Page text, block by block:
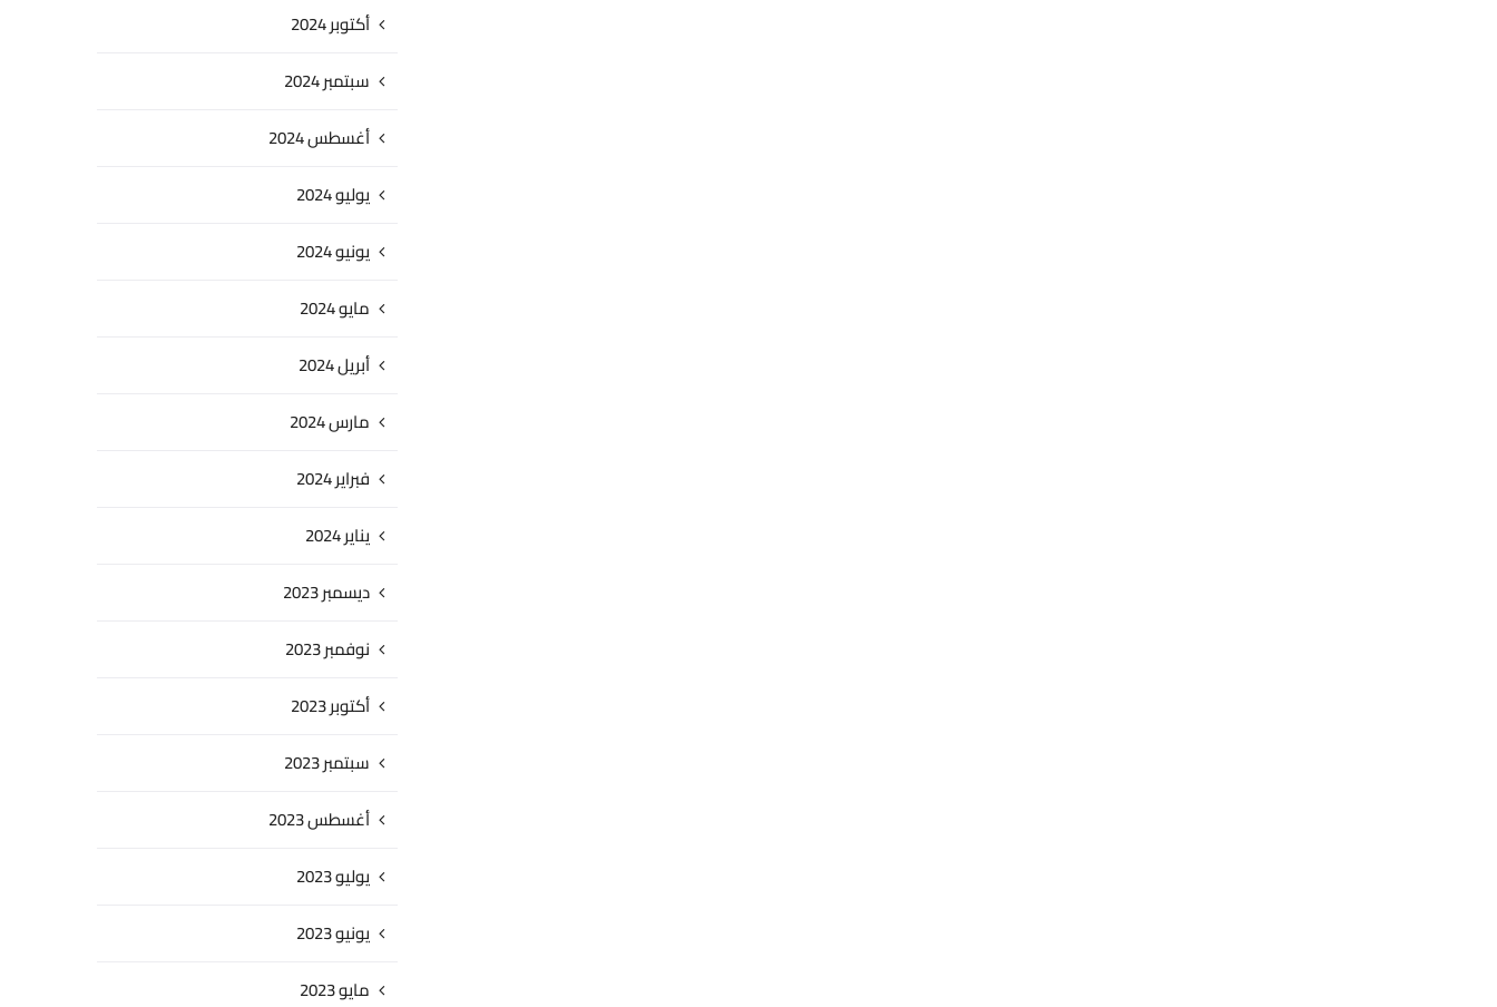
أكتوبر 2024
سبتمبر 2024
أغسطس 2024
يوليو 2024
يونيو 2024
مايو 2024
أبريل 2024
مارس 2024
فبراير 2024
يناير 2024
ديسمبر 2023
نوفمبر 2023
أكتوبر 2023
سبتمبر 2023
أغسطس 2023
يوليو 2023
يونيو 2023
مايو 2023